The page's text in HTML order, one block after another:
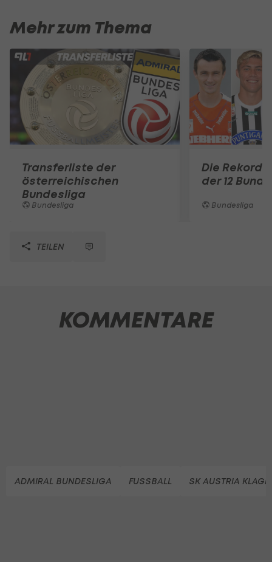
Mehr zum Thema
Transferliste der
österreichischen
Bundesliga
Bundesliga
Die Rekord-
der 12
Bundesliga
TEILEN
KOMMENTARE
ADMIRAL BUNDESLIGA FUSSBALL SK AUSTRIA